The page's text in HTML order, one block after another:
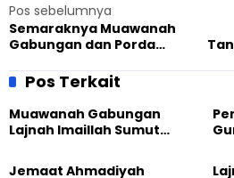
Pos sebelumnya
Semaraknya Muawanah
Gabungan dan Porda
Pos Terkait
Muawanah Gabungan
Lajnah Imaillah Sumut
hingga Edukasi Tangani
Jemaat Ahmadiyah